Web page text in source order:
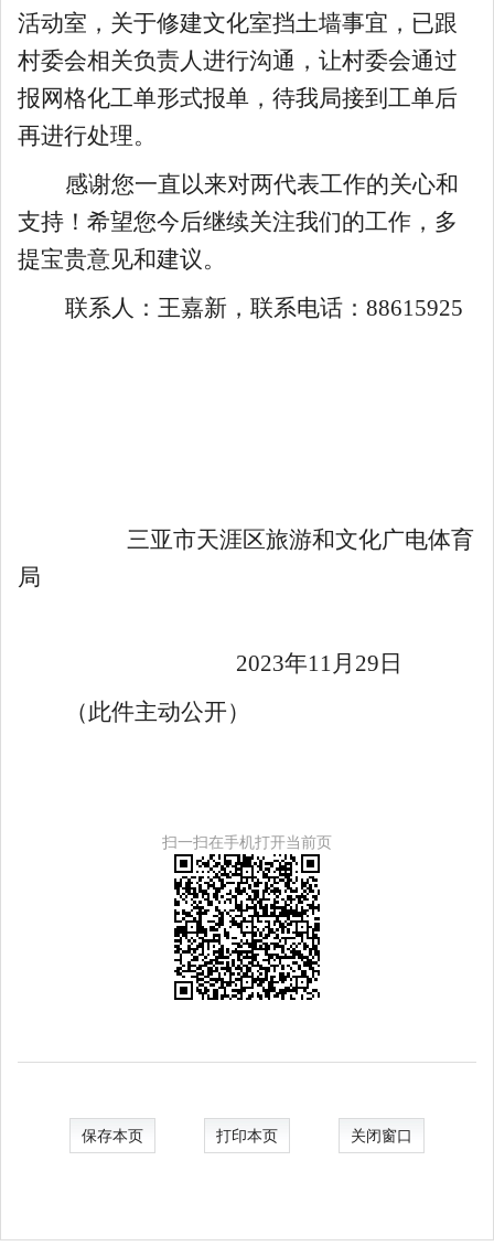
活动室 ，关于修建文化室挡土墙事宜， 已跟
村委会相关负责人进行沟通， 让村委会通过
报 网格化工单形式报单，待我局接到工单后
再进行处理。
感谢您一直以来对两代表工作的关心和
支持！希望您今后继续关注我们的工作，多
提宝贵意见和建议。
联系人： 王嘉新 ，联系电话： 88615925
三亚市天涯区旅游和文化广电体育
局
2023年11月 29 日
（此件主动公开）
扫一扫在手机打开当前页
保存本页 打印本页 关闭窗口